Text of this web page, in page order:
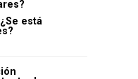
está